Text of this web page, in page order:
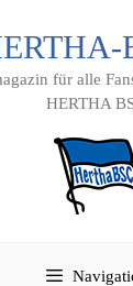
für alle
HERTHA